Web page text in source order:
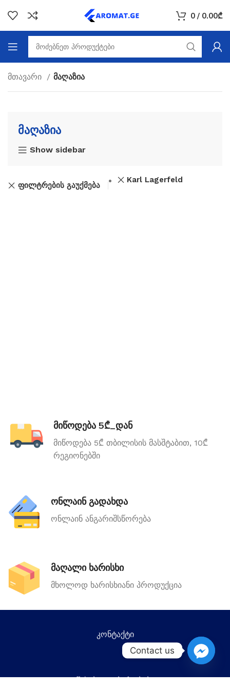
0 / 0.00₾
მთავარი მაღაზია
მაღაზია
Show sidebar
ფილტრების გაუქმება
Karl Lagerfeld
მიწოდება 5₾_დან
მიწოდება 5₾ თბილისის მასშტაბით, 10₾
რეგიონებში
ონლაინ გადახდა
ონლაინ ანგარიშსწორება
მაღალი ხარისხი
მხოლოდ ხარისხიანი პროდუქცია
კონტაქტი
წესები და პირობები
Contact us